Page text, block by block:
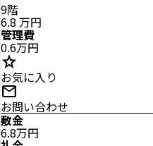
9階
6.8 万円
管理費
0.6万円
star
お気に入り
mail
お問い合わせ
敷金
6.8万円